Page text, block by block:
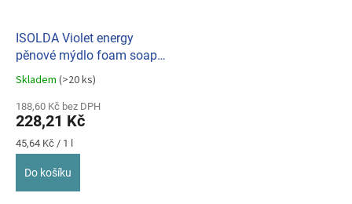
ISOLDA Violet energy
pěnové mýdlo foam soap 5
L
Průměrné
produktu
je
5,0
z
Skladem (>20 ks)
188,60 Kč bez DPH
228,21 Kč
Měrná
cena:
45,64 Kč / 1 l
Do košíku